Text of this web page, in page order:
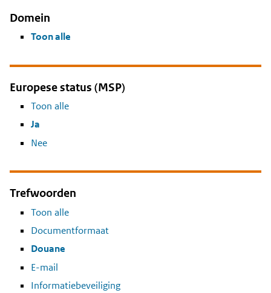
Domein
Toon alle
Europese status (MSP)
Toon alle
Ja
Nee
Trefwoorden
Toon alle
Documentformaat
Douane
E-mail
Informatiebeveiliging